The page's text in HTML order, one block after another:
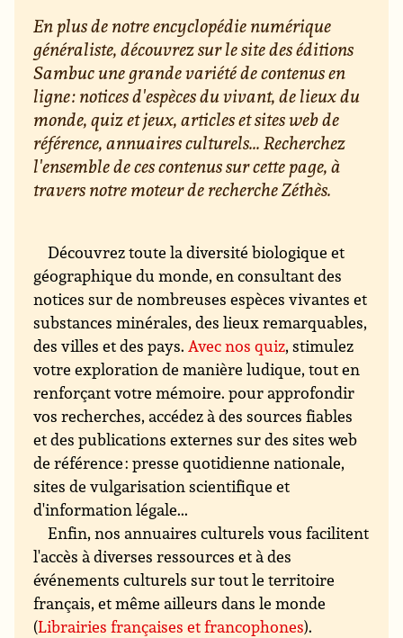
En plus de notre encyclopédie numérique
généraliste, découvrez sur le site des éditions
Sambuc une grande variété de contenus en
ligne : notices d'espèces du vivant, de lieux du
monde, quiz et jeux, articles et sites web de
référence, annuaires culturels... Recherchez
l'ensemble de ces contenus sur cette page, à
travers notre moteur de recherche Zéthès.
Découvrez toute la diversité biologique et
géographique du monde, en consultant des
notices sur de nombreuses espèces vivantes et
substances minérales, des lieux remarquables,
des villes et des pays. Avec nos quiz, stimulez
votre exploration de manière ludique, tout en
renforçant votre mémoire. pour approfondir
vos recherches, accédez à des sources fiables
et des publications externes sur des sites web
de référence : presse quotidienne nationale,
sites de vulgarisation scientifique et
d'information légale...
Enfin, nos annuaires culturels vous facilitent
l'accès à diverses ressources et à des
événements culturels sur tout le territoire
français, et même ailleurs dans le monde
(Librairies françaises et francophones).